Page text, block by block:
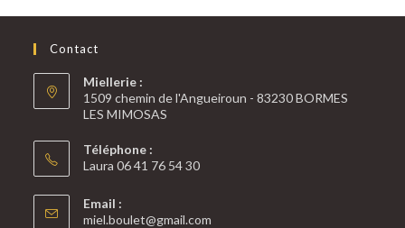
Contact
Miellerie :
1509 chemin de l'Angueiroun - 83230 BORMES
LES MIMOSAS
Téléphone :
Laura 06 41 76 54 30
Email :
miel.boulet@gmail.com